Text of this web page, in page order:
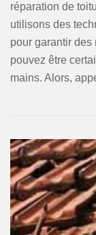
réparation de
utilisons des
pour garantir des
pouvez être
mains. Alors,